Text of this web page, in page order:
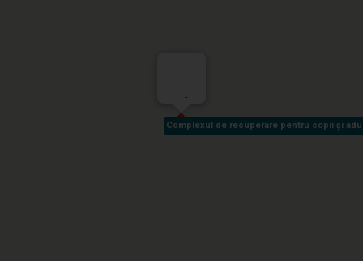
Complexul de recuperare pentru copii și
Complexul de recuperare pentru copii și
-